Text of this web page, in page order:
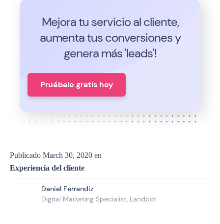
Mejora tu servicio al cliente,
aumenta tus conversiones y
genera más 'leads'!
Pruébalo gratis hoy
Publicado March 30, 2020 en
Experiencia del cliente
Daniel Ferrandiz
Digital Marketing Specialist, Landbot